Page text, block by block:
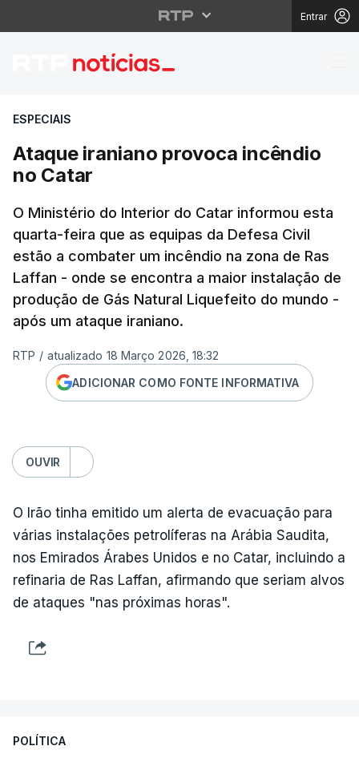
Entrar
Ataque iraniano
ESPECIAIS
Ataque iraniano provoca incêndio
no Catar
O Ministério do Interior do Catar informou esta
quarta-feira que as equipas da Defesa Civil
estão a combater um incêndio na zona de Ras
Laffan - onde se encontra a maior instalação de
produção de Gás Natural Liquefeito do mundo -
após um ataque iraniano.
RTP / atualizado 18 Março 2026, 18:32
ADICIONAR COMO FONTE INFORMATIVA
OUVIR
O Irão tinha emitido um alerta de evacuação para
várias instalações petrolíferas na Arábia Saudita,
nos Emirados Árabes Unidos e no Catar, incluindo a
refinaria de Ras Laffan, afirmando que seriam alvos
de ataques "nas próximas horas".
POLÍTICA